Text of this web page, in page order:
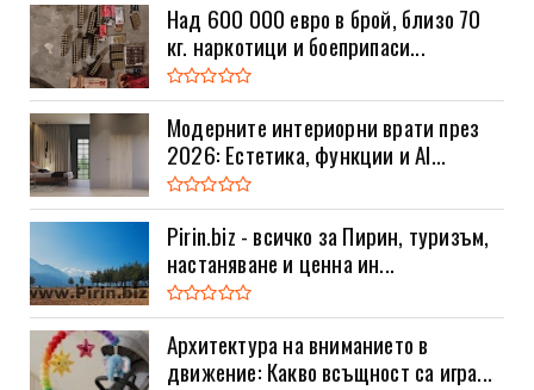
Над 600 000 евро в брой, близо 70
кг. наркотици и боеприпаси...
Модерните интериорни врати през
2026: Естетика, функции и AI...
Pirin.biz - всичко за Пирин, туризъм,
настаняване и ценна ин...
Архитектура на вниманието в
движение: Какво всъщност са игра...